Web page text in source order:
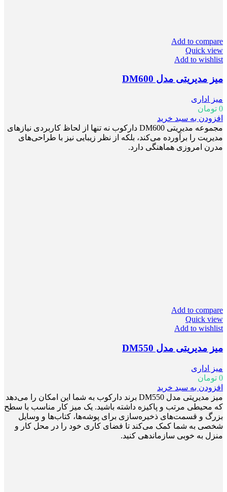
Add to compare
Quick view
Add to wishlist
میز مدیریتی مدل DM600
میز اداری
0 تومان
افزودن به سبد خرید
مجموعه مدیریتی DM600 دارکوب نه تنها از لحاظ کاربردی نیازهای
مدیریت را برآورده می‌کند، بلکه از نظر زیبایی نیز با طراحی‌های
مدرن امروزی هماهنگی دارد.
Add to compare
Quick view
Add to wishlist
میز مدیریتی مدل DM550
میز اداری
0 تومان
افزودن به سبد خرید
میز مدیریتی مدل DM550 برند دارکوب به شما این امکان را می‌دهد
که محیطی مرتب و پاکیزه داشته باشید. یک میز کار مناسب با سطح
بزرگ و قسمت‌های ذخیره‌سازی برای پوشه‌ها، کتاب‌ها و وسایل
شخصی به شما کمک می‌کند تا فضای کاری خود را در محل کار و
منزل به خوبی سازماندهی کنید.